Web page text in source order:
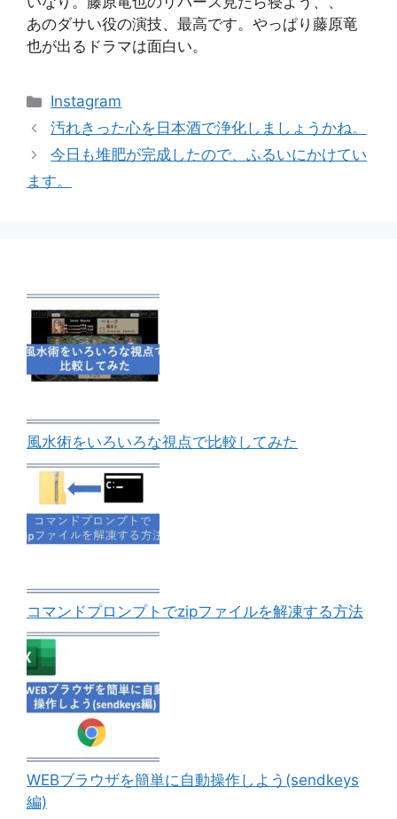
あのダサい役の演技、最高です。やっぱり藤原竜
也が出るドラマは面白い。
カ
テ
リ
ー
Instagram
汚れきった心を日本酒で浄化しましょうかね。
今日も堆肥が完成したので、ふるいにかけてい
ます。
風水術をいろいろな視点で比較してみた
コマンドプロンプトでzipファイルを解凍する方法
WEBブラウザを簡単に自動操作しよう(sendkeys
編)